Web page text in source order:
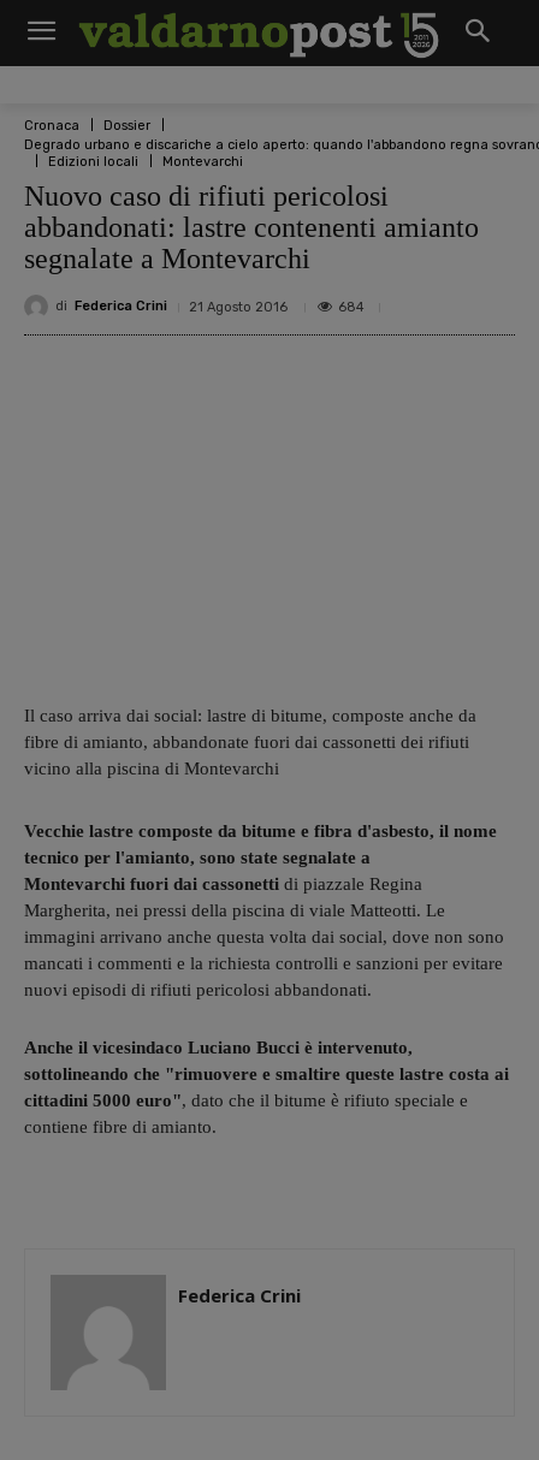
Cronaca
Dossier
Degrado urbano e discariche a cielo aperto: quando l'abbandono regna
Edizioni locali
Montevarchi
Nuovo caso di rifiuti pericolosi
abbandonati: lastre contenenti amianto
segnalate a Montevarchi
di Federica Crini 21 Agosto 2016 684
Il caso arriva dai social: lastre di bitume, composte anche da
fibre di amianto, abbandonate fuori dai cassonetti dei rifiuti
vicino alla piscina di Montevarchi
Vecchie lastre composte da bitume e fibra d'asbesto, il nome
tecnico per l'amianto, sono state segnalate a
Montevarchi fuori dai cassonetti di piazzale Regina
Margherita, nei pressi della piscina di viale Matteotti. Le
immagini arrivano anche questa volta dai social, dove non sono
mancati i commenti e la richiesta controlli e sanzioni per evitare
nuovi episodi di rifiuti pericolosi abbandonati.
Anche il vicesindaco Luciano Bucci è intervenuto,
sottolineando che "rimuovere e smaltire queste lastre costa ai
cittadini 5000 euro", dato che il bitume è rifiuto speciale e
contiene fibre di amianto.
Federica Crini